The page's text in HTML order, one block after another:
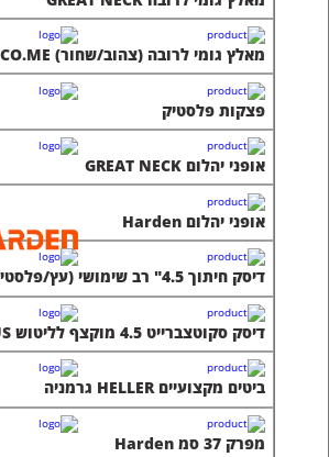
מאלץ גומי לרובה (צהוב/שחור) CO.ME
פצקות פלסטיק
אופני יהלום GREAT NECK
אופני יהלום Harden
דיסק חיתוך 4.5" רב שימושי (עץ/פלסטיק/גבס)
דיסק סקוטצברייט 4.5 מוקצף לליטוש RHODIUS
ביטים מקצועיים HELLER גרמניה
מפרק 37 סמ Harden